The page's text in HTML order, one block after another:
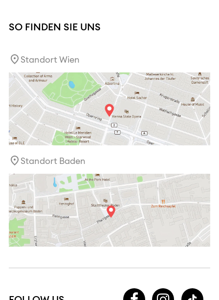
SO FINDEN SIE UNS
Standort Wien
Standort Baden